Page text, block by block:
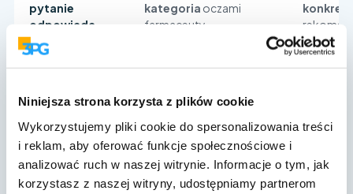
Niniejsza strona korzysta z plików cookie
Wykorzystujemy pliki cookie do spersonalizowania treści
i reklam, aby oferować funkcje społecznościowe i
analizować ruch w naszej witrynie. Informacje o tym, jak
korzystasz z naszej witryny, udostępniamy partnerom
pytanie
odpowiada
kategoria oczami
farmaceuty
Cała kategoria i wszyscy
Głębia
Szeroko – przekrój całej
kategorii, bez głębi
pojedynczej marki